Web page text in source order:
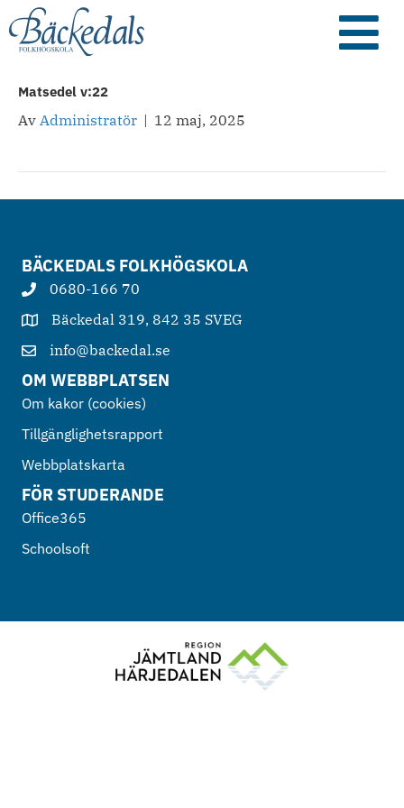
Matsedel v:22
Av Administratör | 12 maj, 2025
BÄCKEDALS FOLKHÖGSKOLA
0680-166 70
Bäckedal 319, 842 35 SVEG
info@backedal.se
OM WEBBPLATSEN
Om kakor (cookies)
Tillgänglighetsrapport
Webbplatskarta
FÖR STUDERANDE
Office365
Schoolsoft